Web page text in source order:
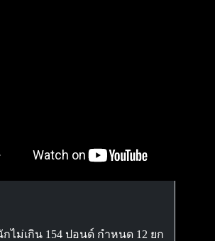
ไม่เกิน 154 ปอนด์ กำหนด 12 ยก